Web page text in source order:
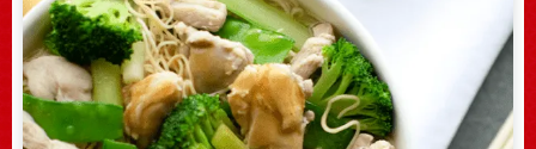
Table Reservation